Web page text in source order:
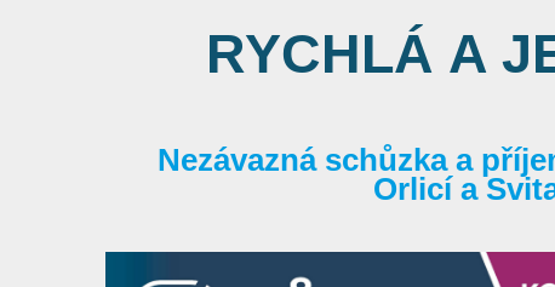
RYCHLÁ A
Nezávazná schůzka a
Orlicí a